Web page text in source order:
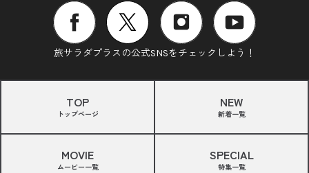
旅サラダプラスの公式SNSをチェックしよう！
TOP
トップページ
NEW
新着一覧
MOVIE
ムービー一覧
SPECIAL
特集一覧